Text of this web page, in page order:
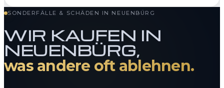
SONDERFÄLLE & SCHÄDEN IN NEUENBÜRG
WIR KAUFEN IN
NEUENBÜRG,
was andere oft ablehnen.